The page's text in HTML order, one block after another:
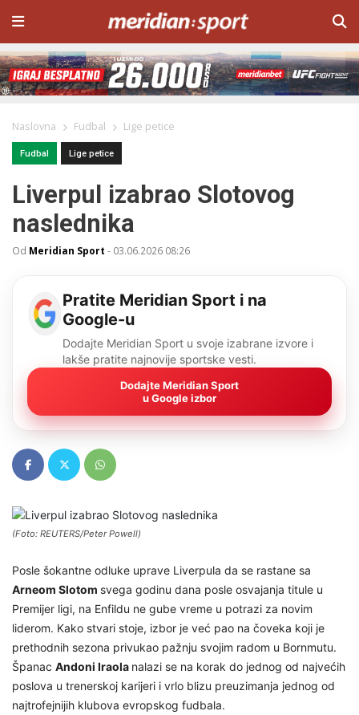
Naslovna Fudbal Lige petice
Fudbal Lige petice
Liverpul izabrao Slotovog
naslednika
Od Meridian Sport - 03.06.2026 08:26
Pratite Meridian Sport i na
Google-u
Dodajte Meridian Sport u svoje izabrane izvore i
lakše pratite najnovije sportske vesti.
Dodajte Meridian Sport
u Google izbor
(Foto: REUTERS/Peter Powell)
Posle šokantne odluke uprave Liverpula da se rastane sa
Arneom Slotom svega godinu dana posle osvajanja titule u
Premijer ligi, na Enfildu ne gube vreme u potrazi za novim
liderom. Kako stvari stoje, izbor je već pao na čoveka koji je
prethodnih sezona privukao pažnju svojim radom u Bornmutu.
Španac Andoni Iraola nalazi se na korak do jednog od najvećih
poslova u trenerskoj karijeri i vrlo blizu preuzimanja jednog od
najtrofejnijih klubova evropskog fudbala.